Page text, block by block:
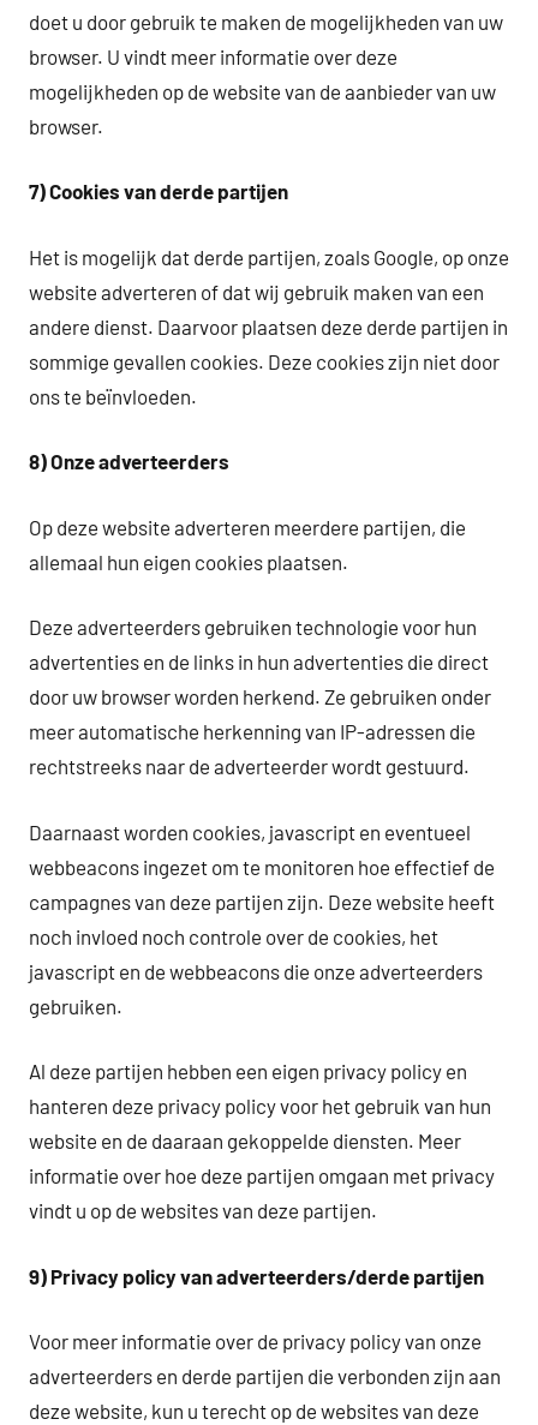
doet u door gebruik te maken de mogelijkheden van uw
browser. U vindt meer informatie over deze
mogelijkheden op de website van de aanbieder van uw
browser.
7) Cookies van derde partijen
Het is mogelijk dat derde partijen, zoals Google, op onze
website adverteren of dat wij gebruik maken van een
andere dienst. Daarvoor plaatsen deze derde partijen in
sommige gevallen cookies. Deze cookies zijn niet door
ons te beïnvloeden.
8)Onze adverteerders
Op deze website adverteren meerdere partijen, die
allemaal hun eigen cookies plaatsen.
Deze adverteerders gebruiken technologie voor hun
advertenties en de links in hun advertenties die direct
door uw browser worden herkend. Ze gebruiken onder
meer automatische herkenning van IP-adressen die
rechtstreeks naar de adverteerder wordt gestuurd.
Daarnaast worden cookies, javascript en eventueel
webbeacons ingezet om te monitoren hoe effectief de
campagnes van deze partijen zijn. Deze website heeft
noch invloed noch controle over de cookies, het
javascript en de webbeacons die onze adverteerders
gebruiken.
Al deze partijen hebben een eigen privacy policy en
hanteren deze privacy policy voor het gebruik van hun
website en de daaraan gekoppelde diensten. Meer
informatie over hoe deze partijen omgaan met privacy
vindt u op de websites van deze partijen.
9) Privacy policy van adverteerders/derde partijen
Voor meer informatie over de privacy policy van onze
adverteerders en derde partijen die verbonden zijn aan
deze website, kun u terecht op de websites van deze